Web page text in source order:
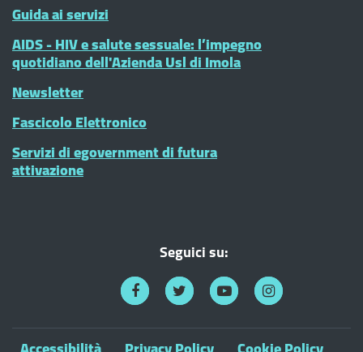
Guida ai servizi
AIDS - HIV e salute sessuale: l’impegno
quotidiano dell'Azienda Usl di Imola
Newsletter
Fascicolo Elettronico
Servizi di egovernment di futura
attivazione
Seguici su: